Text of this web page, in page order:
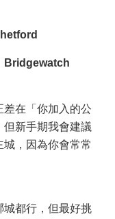
Bridgewatch
在「你加入的公
新手期我會建議
城，因為你會常常
城都行，但最好挑